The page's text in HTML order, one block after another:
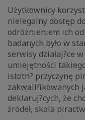
Użytkownicy
nielegalny dostęp
odróżnieniem ich
badanych było w
serwisy działaj?ce
umiejętności
istotn? przyczynę
zakwalifikowanych
deklaruj?cych, że
źródeł, skala